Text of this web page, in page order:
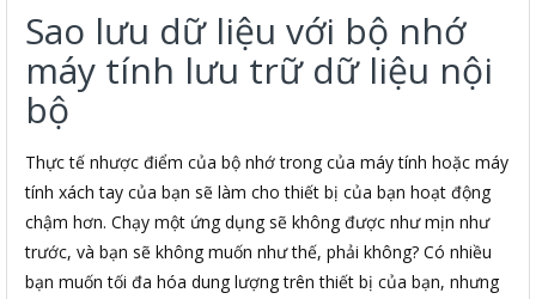
Sao lưu dữ liệu với bộ nhớ
máy tính lưu trữ dữ liệu nội
bộ
Thực tế nhược điểm của bộ nhớ trong của máy tính hoặc máy
tính xách tay của bạn sẽ làm cho thiết bị của bạn hoạt động
chậm hơn. Chạy một ứng dụng sẽ không được như mịn như
trước, và bạn sẽ không muốn như thế, phải không? Có nhiều
bạn muốn tối đa hóa dung lượng trên thiết bị của bạn, nhưng